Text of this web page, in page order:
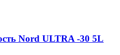
Nord ULTRA -30 5L